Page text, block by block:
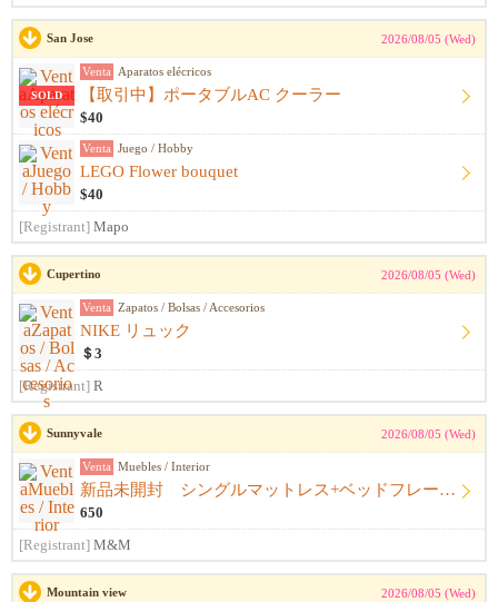
San Jose 2026/08/05 (Wed)
SOLD
Venta Aparatos elécricos
【取引中】ポータブルAC クーラー
$40
Venta Juego / Hobby
LEGO Flower bouquet
$40
[Registrant] Mapo
Cupertino 2026/08/05 (Wed)
Venta Zapatos / Bolsas / Accesorios
NIKE リュック
＄3
[Registrant] R
Sunnyvale 2026/08/05 (Wed)
Venta Muebles / Interior
新品未開封 シングルマットレス+ベッドフレーム+シーツ
650
[Registrant] M&M
Mountain view 2026/08/05 (Wed)